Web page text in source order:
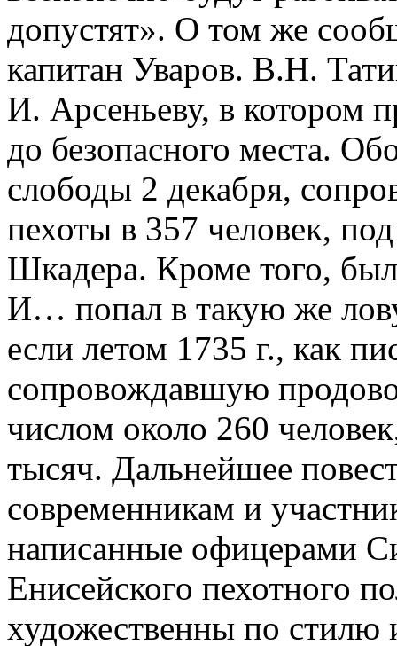
допустят». О том же
капитан Уваров. В.Н.
И. Арсеньеву, в котором
до безопасного места.
слободы 2 декабря,
пехоты в 357 человек,
Шкадера. Кроме того,
И… попал в такую же
если летом 1735 г., как
сопровождавшую
числом около 260
тысяч. Дальнейшее
современникам и
написанные офицерами
Енисейского пехотного
художественны по стилю